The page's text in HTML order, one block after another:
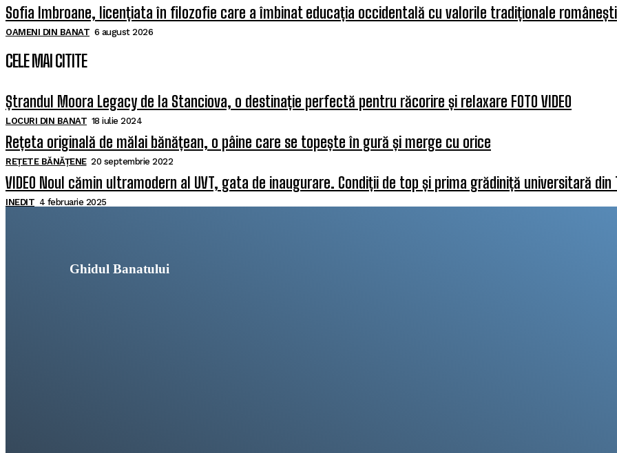
Sofia Imbroane, licențiata în filozofie care a îmbinat educația occidentală cu valorile tradiționale românești
OAMENI DIN BANAT 6 august 2026
CELE MAI CITITE
Ștrandul Moora Legacy de la Stanciova, o destinație perfectă pentru răcorire și relaxare FOTO VIDEO
LOCURI DIN BANAT 18 iulie 2024
Rețeta originală de mălai bănățean, o pâine care se topește în gură și merge cu orice
REȚETE BĂNĂȚENE 20 septembrie 2022
VIDEO Noul cămin ultramodern al UVT, gata de inaugurare. Condiții de top și prima grădiniță universitară din
INEDIT 4 februarie 2025
Ghidul Banatului